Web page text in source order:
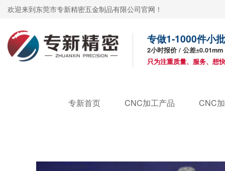
欢迎来到东莞市专新精密五金制品有限公司官网！
专做1-1000件小
2小时报价 / 公差
只为注重质量、服务、想
专新首页 CNC加工产品 CNC